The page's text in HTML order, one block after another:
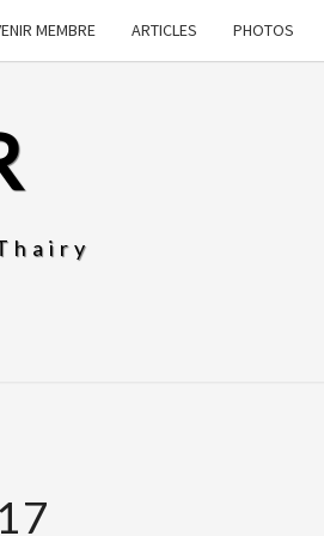
MEMBRE ARTICLES PHOTOS